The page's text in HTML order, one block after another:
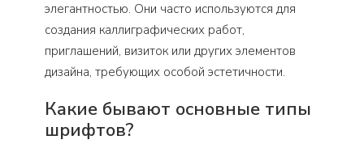
элегантностью. Они часто используются для
создания каллиграфических работ,
приглашений, визиток или других элементов
дизайна, требующих особой эстетичности.
Какие бывают основные типы
шрифтов?